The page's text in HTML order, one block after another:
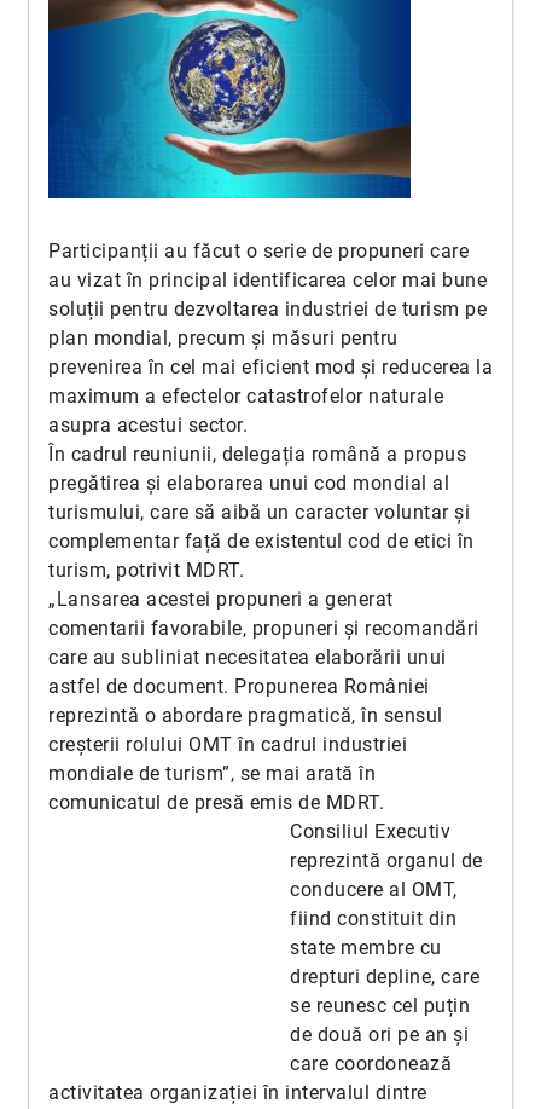
Participanții au făcut o serie de propuneri care
au vizat în principal identificarea celor mai bune
soluții pentru dezvoltarea industriei de turism pe
plan mondial, precum și măsuri pentru
prevenirea în cel mai eficient mod și reducerea la
maximum a efectelor catastrofelor naturale
asupra acestui sector.
În cadrul reuniunii, delegația română a propus
pregătirea și elaborarea unui cod mondial al
turismului, care să aibă un caracter voluntar și
complementar față de existentul cod de etici în
turism, potrivit MDRT.
„Lansarea acestei propuneri a generat
comentarii favorabile, propuneri și recomandări
care au subliniat necesitatea elaborării unui
astfel de document. Propunerea României
reprezintă o abordare pragmatică, în sensul
creșterii rolului OMT în cadrul industriei
mondiale de turism”, se mai arată în
comunicatul de presă emis de MDRT.
Consiliul Executiv
reprezintă organul de
conducere al OMT,
fiind constituit din
state membre cu
drepturi depline, care
se reunesc cel puțin
de două ori pe an și
care coordonează
activitatea organizației în intervalul dintre